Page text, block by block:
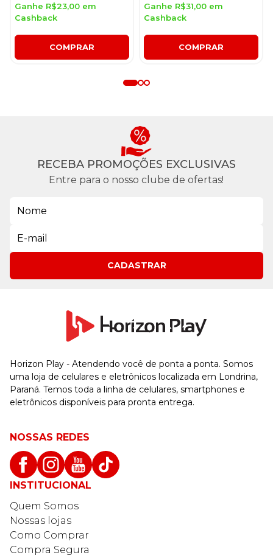
Ganhe R$23,00 em
Cashback
COMPRAR
Ganhe R$31,00 em
Cashback
COMPRAR
RECEBA PROMOÇÕES EXCLUSIVAS
Entre para o nosso clube de ofertas!
CADASTRAR
Horizon Play - Atendendo você de ponta a ponta. Somos
uma loja de celulares e eletrônicos localizada em Londrina,
Paraná. Temos toda a linha de celulares, smartphones e
eletrônicos disponíveis para pronta entrega.
NOSSAS REDES
INSTITUCIONAL
Quem Somos
Nossas lojas
Como Comprar
Compra Segura